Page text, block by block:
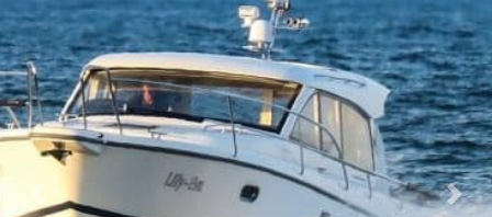
Previous